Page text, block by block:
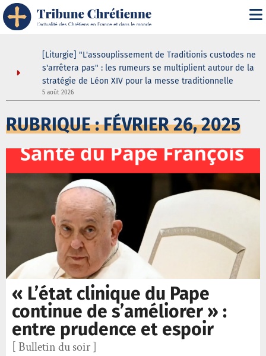
[Liturgie] "L'assouplissement de Traditionis custodes ne
s'arrêtera pas" : les rumeurs se multiplient autour de la
stratégie de Léon XIV pour la messe traditionnelle
5 août 2026
RUBRIQUE : FÉVRIER 26, 2025
« L’état clinique du Pape
continue de s’améliorer » :
entre prudence et espoir
[ Bulletin du soir ]